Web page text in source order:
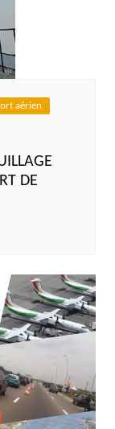
aérien
DE